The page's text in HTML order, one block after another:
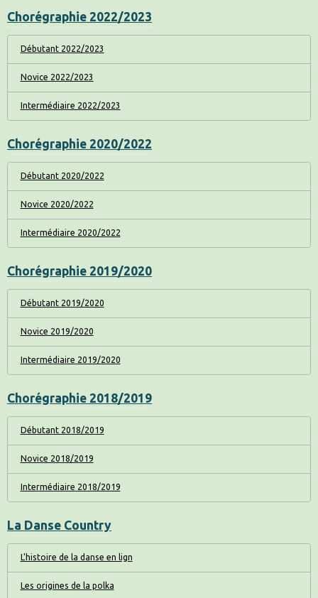
Chorégraphie 2022/2023
Débutant 2022/2023
Novice 2022/2023
Intermédiaire 2022/2023
Chorégraphie 2020/2022
Débutant 2020/2022
Novice 2020/2022
Intermédiaire 2020/2022
Chorégraphie 2019/2020
Débutant 2019/2020
Novice 2019/2020
Intermédiaire 2019/2020
Chorégraphie 2018/2019
Débutant 2018/2019
Novice 2018/2019
Intermédiaire 2018/2019
La Danse Country
L'histoire de la danse en lign
Les origines de la polka